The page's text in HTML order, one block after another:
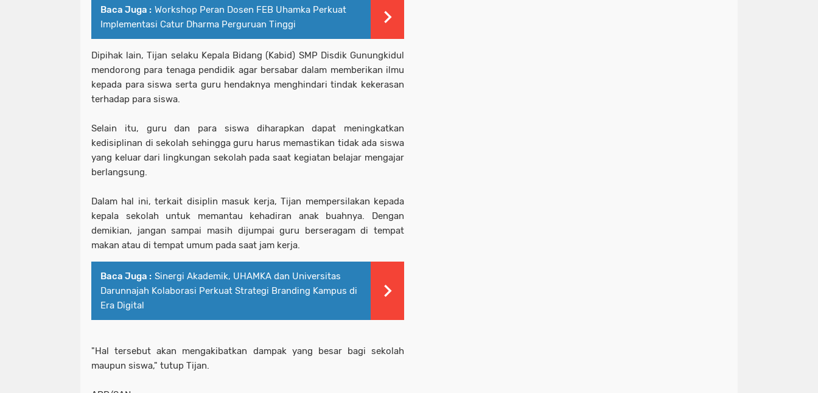
Baca Juga : Workshop Peran Dosen FEB Uhamka Perkuat
Implementasi Catur Dharma Perguruan Tinggi
Dipihak lain, Tijan selaku Kepala Bidang (Kabid) SMP Disdik Gunungkidul
mendorong para tenaga pendidik agar bersabar dalam memberikan ilmu
kepada para siswa serta guru hendaknya menghindari tindak kekerasan
terhadap para siswa.
Selain itu, guru dan para siswa diharapkan dapat meningkatkan
kedisiplinan di sekolah sehingga guru harus memastikan tidak ada siswa
yang keluar dari lingkungan sekolah pada saat kegiatan belajar mengajar
berlangsung.
Dalam hal ini, terkait disiplin masuk kerja, Tijan mempersilakan kepada
kepala sekolah untuk memantau kehadiran anak buahnya. Dengan
demikian, jangan sampai masih dijumpai guru berseragam di tempat
makan atau di tempat umum pada saat jam kerja.
Baca Juga : Sinergi Akademik, UHAMKA dan Universitas
Darunnajah Kolaborasi Perkuat Strategi Branding Kampus di
Era Digital
"Hal tersebut akan mengakibatkan dampak yang besar bagi sekolah
maupun siswa," tutup Tijan.